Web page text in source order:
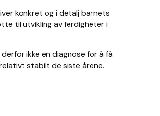
konkret og i detalj barnets
til utvikling av ferdigheter i
ikke en diagnose for å få
stabilt de siste årene.